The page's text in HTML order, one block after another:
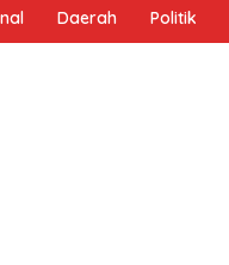
Daerah Politik